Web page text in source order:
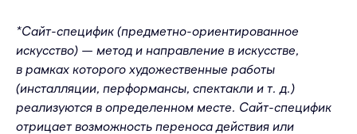
*Сайт-специфик (предметно-ориентированное
искусство) — метод и направление в искусстве,
в рамках которого художественные работы
(инсталляции, перформансы, спектакли и т. д.)
реализуются в определенном месте. Сайт-специфик
отрицает возможность переноса действия или